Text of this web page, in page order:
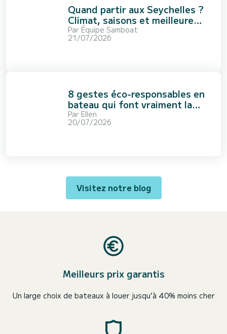
Quand partir aux Seychelles ?
Climat, saisons et meilleure
période
Par Équipe Samboat
21/07/2026
8 gestes éco-responsables en
bateau qui font vraiment la
différence
Par Ellen
20/07/2026
Visitez notre blog
Meilleurs prix garantis
Un large choix de bateaux à louer jusqu’à 40% moins cher